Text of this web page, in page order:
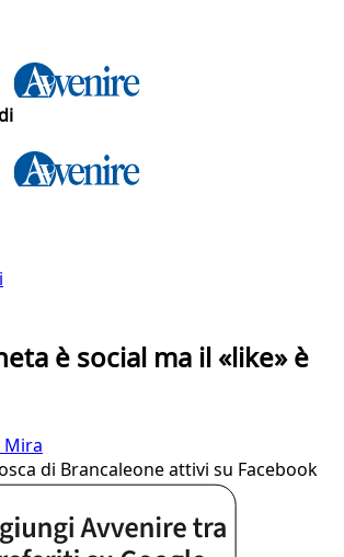
è social ma il «like» è
di Brancaleone attivi su Facebook